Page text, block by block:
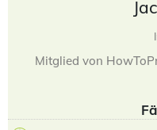
Mitglied von